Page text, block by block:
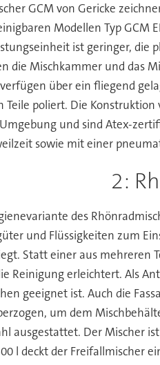
GCM von Gericke
Modellen Typ
ist geringer,
die Mischkammer und das
über ein fliegend
poliert. Die
und sind Atex-
sowie mit einer
2:
des
und Flüssigkeiten zum
Statt einer aus mehreren
Reinigung erleichtert. Als
geeignet ist. Auch die
um dem
ausgestattet. Der Mischer
l deckt der Freifallmischer